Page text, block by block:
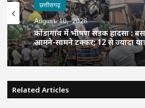
छत्तीसगढ़
August 10, 2026
महाकाल की भव्य सवारी, रजत
चंद्रमोलेश्वर; दर्शन को उमड़ी भीड़
छत्तीसगढ़
August 10, 2026
कोंडागांव में भीषण सड़क हादसा :
आमने-सामने टक्कर; 12 से ज्यादा
Related Articles